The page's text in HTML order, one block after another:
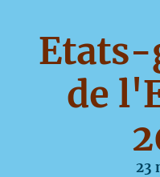
Etats-
de
23